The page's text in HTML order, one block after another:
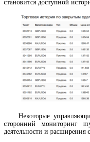
становится доступной
Некоторые
сторонний мониторинг
деятельности и расширения